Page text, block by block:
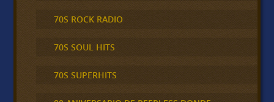
70S ROCK RADIO
70S SOUL HITS
70S SUPERHITS